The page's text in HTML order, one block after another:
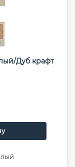
Дуб крафт